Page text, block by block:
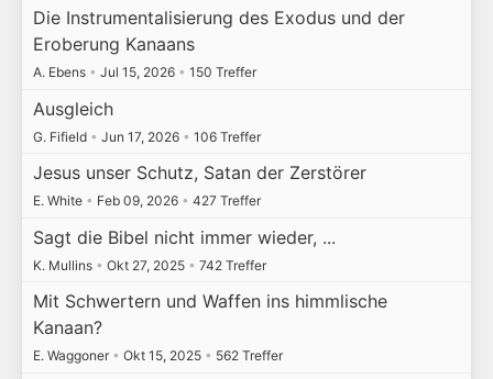
Die Instrumentalisierung des Exodus und der
Eroberung Kanaans
A. Ebens • Jul 15, 2026 • 150 Treffer
Ausgleich
G. Fifield • Jun 17, 2026 • 106 Treffer
Jesus unser Schutz, Satan der Zerstörer
E. White • Feb 09, 2026 • 427 Treffer
Sagt die Bibel nicht immer wieder, ...
K. Mullins • Okt 27, 2025 • 742 Treffer
Mit Schwertern und Waffen ins himmlische
Kanaan?
E. Waggoner • Okt 15, 2025 • 562 Treffer